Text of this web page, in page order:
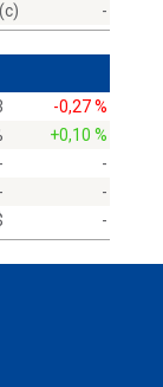
-
-0,27 %
+0,10 %
-
-
-
-
-